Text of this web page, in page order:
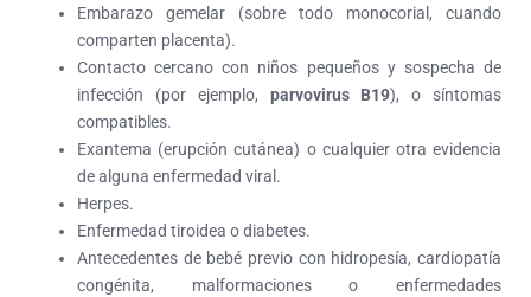
Embarazo gemelar (sobre todo monocorial, cuando
comparten placenta).
Contacto cercano con niños pequeños y sospecha de
infección (por ejemplo, parvovirus B19), o síntomas
compatibles.
Exantema (erupción cutánea) o cualquier otra evidencia
de alguna enfermedad viral.
Herpes.
Enfermedad tiroidea o diabetes.
Antecedentes de bebé previo con hidropesía, cardiopatía
congénita, malformaciones o enfermedades